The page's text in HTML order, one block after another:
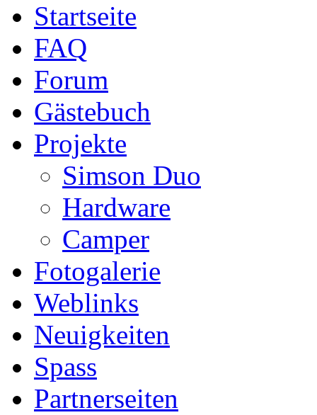
Startseite
FAQ
Forum
Gästebuch
Projekte
Simson Duo
Hardware
Camper
Fotogalerie
Weblinks
Neuigkeiten
Spass
Partnerseiten